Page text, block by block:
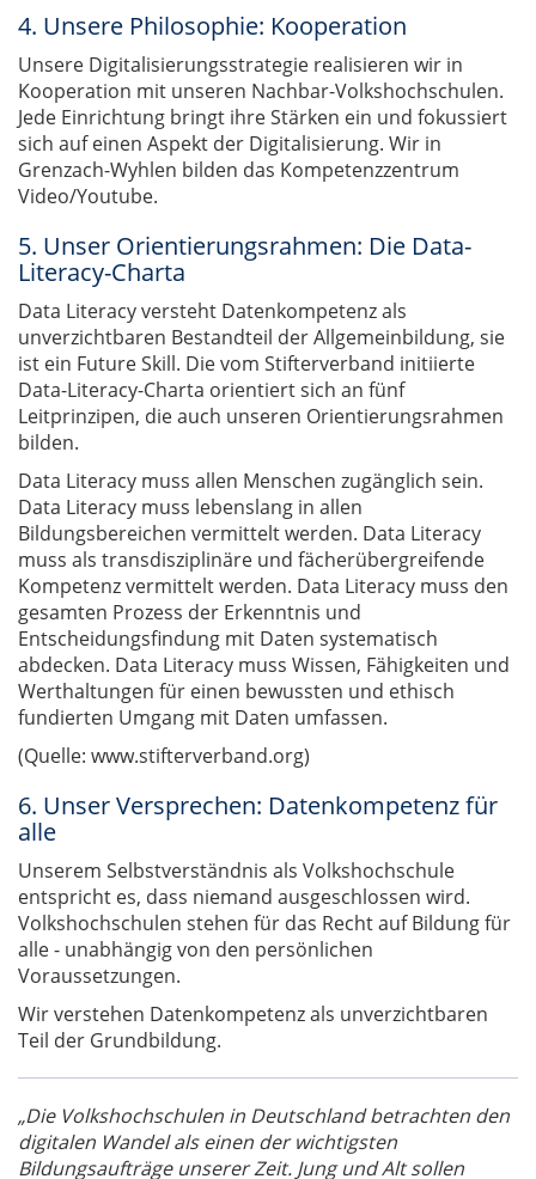
4. Unsere Philosophie: Kooperation
Unsere Digitalisierungsstrategie realisieren wir in
Kooperation mit unseren Nachbar-Volkshochschulen.
Jede Einrichtung bringt ihre Stärken ein und fokussiert
sich auf einen Aspekt der Digitalisierung. Wir in
Grenzach-Wyhlen bilden das Kompetenzzentrum
Video/Youtube.
5. Unser Orientierungsrahmen: Die Data-
Literacy-Charta
Data Literacy versteht Datenkompetenz als
unverzichtbaren Bestandteil der Allgemeinbildung, sie
ist ein Future Skill. Die vom Stifterverband initiierte
Data-Literacy-Charta orientiert sich an fünf
Leitprinzipen, die auch unseren Orientierungsrahmen
bilden.
Data Literacy muss allen Menschen zugänglich sein.
Data Literacy muss lebenslang in allen
Bildungsbereichen vermittelt werden. Data Literacy
muss als transdisziplinäre und fächerübergreifende
Kompetenz vermittelt werden. Data Literacy muss den
gesamten Prozess der Erkenntnis und
Entscheidungsfindung mit Daten systematisch
abdecken. Data Literacy muss Wissen, Fähigkeiten und
Werthaltungen für einen bewussten und ethisch
fundierten Umgang mit Daten umfassen.
(Quelle: www.stifterverband.org)
6. Unser Versprechen: Datenkompetenz für
alle
Unserem Selbstverständnis als Volkshochschule
entspricht es, dass niemand ausgeschlossen wird.
Volkshochschulen stehen für das Recht auf Bildung für
alle - unabhängig von den persönlichen
Voraussetzungen.
Wir verstehen Datenkompetenz als unverzichtbaren
Teil der Grundbildung.
„Die Volkshochschulen in Deutschland betrachten den
digitalen Wandel als einen der wichtigsten
Bildungsaufträge unserer Zeit. Jung und Alt sollen